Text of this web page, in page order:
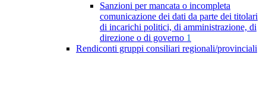
Sanzioni per mancata o incompleta
comunicazione dei dati da parte dei titolari
di incarichi politici, di amministrazione, di
direzione o di governo 1
Rendiconti gruppi consiliari regionali/provinciali